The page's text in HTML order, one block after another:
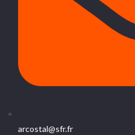
arcostal@sfr.fr